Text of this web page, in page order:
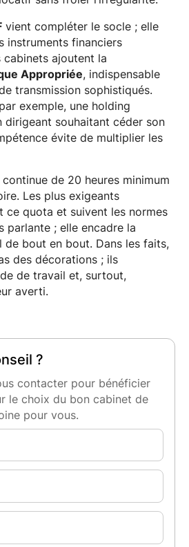
vient compléter le socle ; elle
instruments financiers
ajoutent la
Appropriée, indispensable
transmission sophistiqués.
exemple, une holding
dirigeant souhaitant céder son
évite de multiplier les
de 20 heures minimum
Les plus exigeants
ce quota et suivent les normes
parlante ; elle encadre la
de bout en bout. Dans les faits,
des décorations ; ils
de travail et, surtout,
averti.
?
contacter pour bénéficier
le choix du bon cabinet de
pour vous.